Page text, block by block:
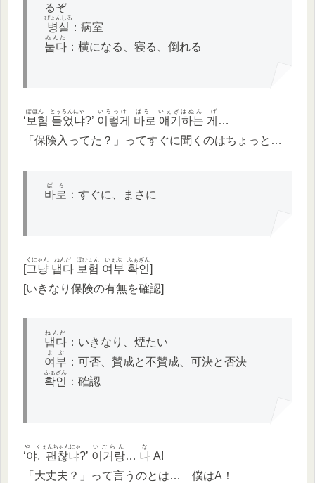
るぞ
병실
ぴょんしる
：病室
눕다
ぬんた
：横になる、寝る、倒れる
‘ 보험 들었냐
ぽほん とぅろんにゃ
?’ 이렇게 바로 얘기하는 게
いろっけ ぱろ いぇぎはぬん げ
…
「保険入ってた？」ってすぐに聞くのはちょっと…
바로
ぱろ
：すぐに、まさに
[그냥 냅다 보험 여부 확인
くにゃん ねんだ ぽひょん いぇぷ ふぁぎん
]
[いきなり保険の有無を確認]
냅다
ねんだ
：いきなり、煙たい
여부
よぶ
：可否、賛成と不賛成、可決と否決
확인
ふぁぎん
：確認
‘야, 괜찮냐
や くぇんちゃんにゃ
?’ 이거랑
いごらん
… 나
な
A!
「大丈夫？」って言うのとは… 僕はA！